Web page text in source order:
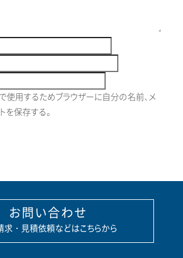
使用するためブラウザーに自分の名前、メ
を保存する。
お問い合わせ
求・見積依頼などはこちらから